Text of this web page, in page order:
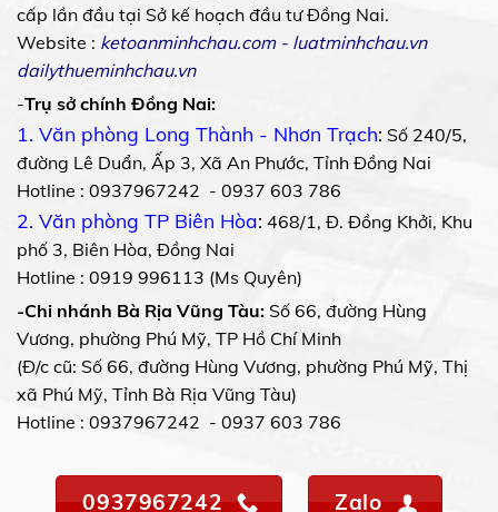
cấp lần đầu tại Sở kế hoạch đầu tư Đồng Nai.
Website : ketoanminhchau.com- luatminhchau.vn
dailythueminhchau.vn
-Trụ sở chính Đồng Nai:
1. Văn phòng Long Thành - Nhơn Trạch: Số 240/5,
đường Lê Duẩn, Ấp 3, Xã An Phước, Tỉnh Đồng Nai
Hotline : 0937967242 - 0937 603 786
2. Văn phòng TP Biên Hòa: 468/1, Đ. Đồng Khởi, Khu
phố 3, Biên Hòa, Đồng Nai
Hotline : 0919 996113 (Ms Quyên)
-Chi nhánh Bà Rịa Vũng Tàu: Số 66, đường Hùng
Vương, phường Phú Mỹ, TP Hồ Chí Minh
(Đ/c cũ: Số 66, đường Hùng Vương, phường Phú Mỹ, Thị
xã Phú Mỹ, Tỉnh Bà Rịa Vũng Tàu)
Hotline : 0937967242 - 0937 603 786
0937967242 Zalo